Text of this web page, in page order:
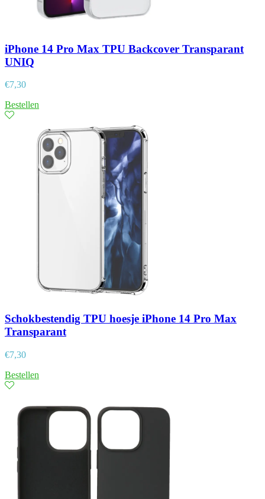
iPhone 14 Pro Max TPU Backcover Transparant
UNIQ
€7,30
Bestellen
Schokbestendig TPU hoesje iPhone 14 Pro Max
Transparant
€7,30
Bestellen